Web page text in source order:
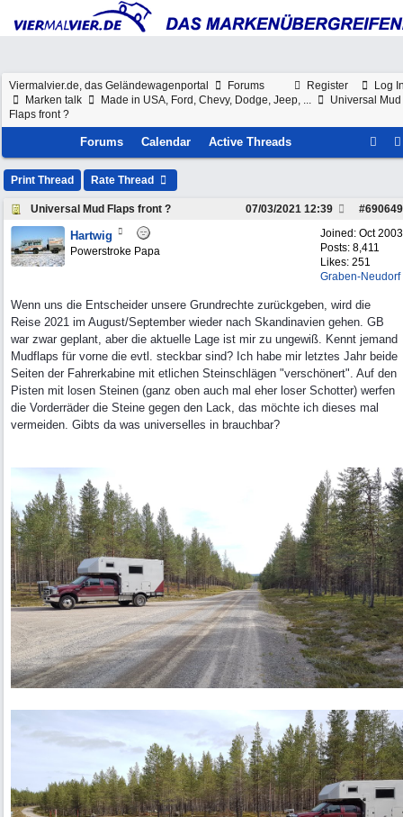
Register Log
Viermalvier.de, das Geländewagenportal
Forums
Marken talk
Made in USA, Ford, Chevy, Dodge, Jeep, ...
Universal Mud
Flaps front ?
Forums Calendar Active Threads
Print Thread Rate Thread
Universal Mud Flaps front ? #690649
07/03/2021 12:39
Joined: Oct 2003
Posts: 8,411
Likes: 251
Graben-Neudorf
Hartwig
Powerstroke Papa
Wenn uns die Entscheider unsere Grundrechte zurückgeben, wird die
Reise 2021 im August/September wieder nach Skandinavien gehen. GB
war zwar geplant, aber die aktuelle Lage ist mir zu ungewiß. Kennt jemand
Mudflaps für vorne die evtl. steckbar sind? Ich habe mir letztes Jahr beide
Seiten der Fahrerkabine mit etlichen Steinschlägen "verschönert". Auf den
Pisten mit losen Steinen (ganz oben auch mal eher loser Schotter) werfen
die Vorderräder die Steine gegen den Lack, das möchte ich dieses mal
vermeiden. Gibts da was universelles in brauchbar?